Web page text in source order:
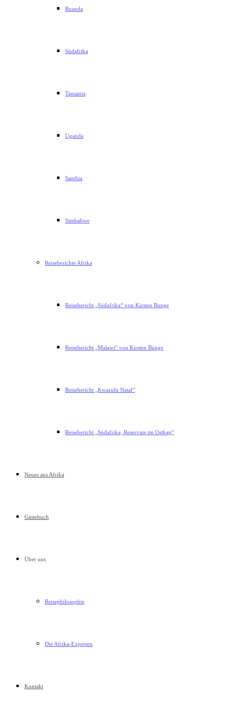
Ruanda
Südafrika
Tansania
Uganda
Sambia
Simbabwe
Reiseberichte Afrika
Reisebericht „Südafrika“ von Kirsten Bunge
Reisebericht „Malawi“ von Kirsten Bunge
Reisebericht „Kwazulu Natal“
Reisebericht „Südafrika, Reservate im Ostkap“
Neues aus Afrika
Gästebuch
Über uns
Reisephilosophie
Die Afrika-Experten
Kontakt